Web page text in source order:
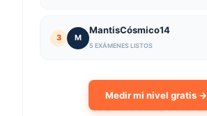
3 M
MantisCósmico14
5 EXÁMENES LISTOS
Medir mi nivel gratis →